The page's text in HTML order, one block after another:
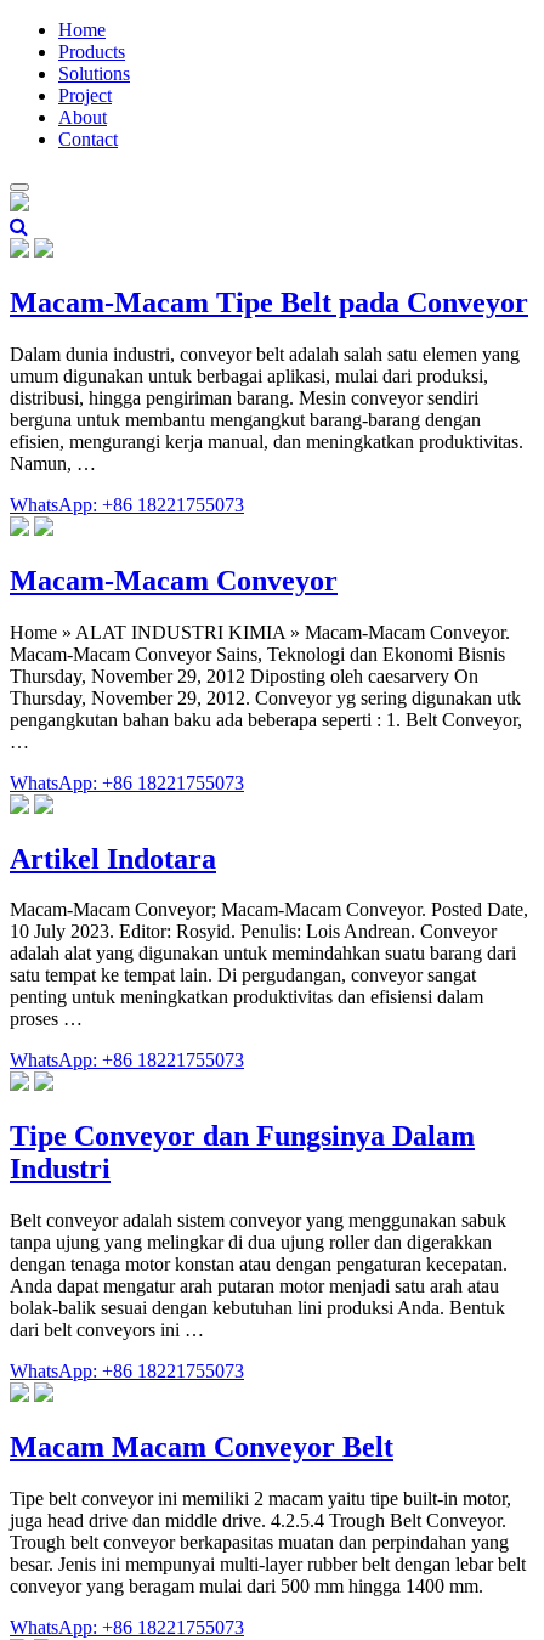
Home
Products
Solutions
Project
About
Contact
Macam-Macam Tipe Belt pada Conveyor
Dalam dunia industri, conveyor belt adalah salah satu elemen yang
umum digunakan untuk berbagai aplikasi, mulai dari produksi,
distribusi, hingga pengiriman barang. Mesin conveyor sendiri
berguna untuk membantu mengangkut barang-barang dengan
efisien, mengurangi kerja manual, dan meningkatkan produktivitas.
Namun, …
WhatsApp: +86 18221755073
Macam-Macam Conveyor
Home » ALAT INDUSTRI KIMIA » Macam-Macam Conveyor.
Macam-Macam Conveyor Sains, Teknologi dan Ekonomi Bisnis
Thursday, November 29, 2012 Diposting oleh caesarvery On
Thursday, November 29, 2012. Conveyor yg sering digunakan utk
pengangkutan bahan baku ada beberapa seperti : 1. Belt Conveyor,
…
WhatsApp: +86 18221755073
Artikel Indotara
Macam-Macam Conveyor; Macam-Macam Conveyor. Posted Date,
10 July 2023. Editor: Rosyid. Penulis: Lois Andrean. Conveyor
adalah alat yang digunakan untuk memindahkan suatu barang dari
satu tempat ke tempat lain. Di pergudangan, conveyor sangat
penting untuk meningkatkan produktivitas dan efisiensi dalam
proses …
WhatsApp: +86 18221755073
Tipe Conveyor dan Fungsinya Dalam
Industri
Belt conveyor adalah sistem conveyor yang menggunakan sabuk
tanpa ujung yang melingkar di dua ujung roller dan digerakkan
dengan tenaga motor konstan atau dengan pengaturan kecepatan.
Anda dapat mengatur arah putaran motor menjadi satu arah atau
bolak-balik sesuai dengan kebutuhan lini produksi Anda. Bentuk
dari belt conveyors ini …
WhatsApp: +86 18221755073
Macam Macam Conveyor Belt
Tipe belt conveyor ini memiliki 2 macam yaitu tipe built-in motor,
juga head drive dan middle drive. 4.2.5.4 Trough Belt Conveyor.
Trough belt conveyor berkapasitas muatan dan perpindahan yang
besar. Jenis ini mempunyai multi-layer rubber belt dengan lebar belt
conveyor yang beragam mulai dari 500 mm hingga 1400 mm.
WhatsApp: +86 18221755073